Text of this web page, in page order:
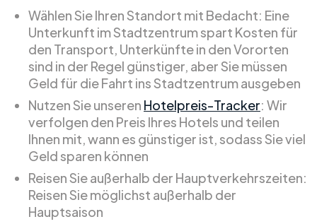
Wählen Sie Ihren Standort mit Bedacht: Eine
Unterkunft im Stadtzentrum spart Kosten für
den Transport, Unterkünfte in den Vororten
sind in der Regel günstiger, aber Sie müssen
Geld für die Fahrt ins Stadtzentrum ausgeben
Nutzen Sie unseren Hotelpreis-Tracker: Wir
verfolgen den Preis Ihres Hotels und teilen
Ihnen mit, wann es günstiger ist, sodass Sie viel
Geld sparen können
Reisen Sie außerhalb der Hauptverkehrszeiten:
Reisen Sie möglichst außerhalb der
Hauptsaison